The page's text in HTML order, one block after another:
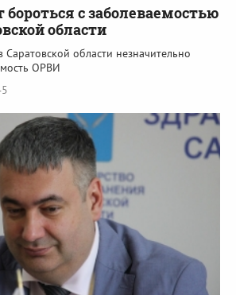
бороться с заболеваемостью
области
области незначительно
ОРВИ